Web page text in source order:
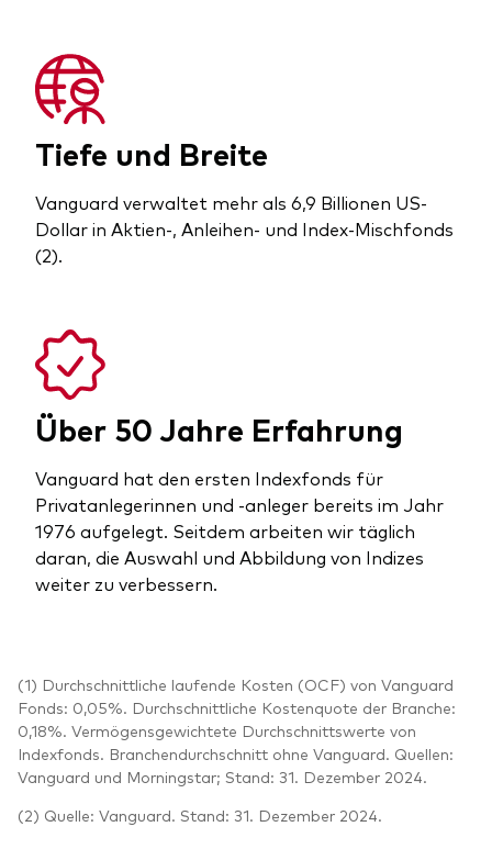
Tiefe und Breite
Vanguard verwaltet mehr als 6,9 Billionen US-
Dollar in Aktien-, Anleihen- und Index-Mischfonds
(2).
Über 50 Jahre Erfahrung
Vanguard hat den ersten Indexfonds für
Privatanlegerinnen und -anleger bereits im Jahr
1976 aufgelegt. Seitdem arbeiten wir täglich
daran, die Auswahl und Abbildung von Indizes
weiter zu verbessern.
(1) Durchschnittliche laufende Kosten (OCF) von Vanguard
Fonds: 0,05%. Durchschnittliche Kostenquote der Branche:
0,18%. Vermögensgewichtete Durchschnittswerte von
Indexfonds. Branchendurchschnitt ohne Vanguard. Quellen:
Vanguard und Morningstar; Stand: 31. Dezember 2024.
(2) Quelle: Vanguard. Stand: 31. Dezember 2024.